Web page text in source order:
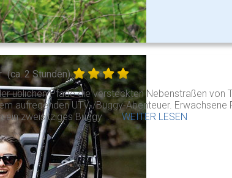
(ca. 2 Stunden)
üblichen Pfade die versteckten Nebenstraßen von
aufregenden UTV-/Buggy-Abenteuer.
ein zweisitziges Buggy . . .WEITER LESEN